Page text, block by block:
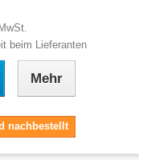
beim Lieferanten
Mehr
nachbestellt